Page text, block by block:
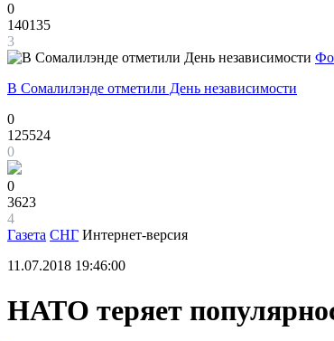
0
140135
3
В Сомалилэнде отметили День независимости
0
125524
0
0
3623
4
Газета СНГ Интернет-версия
11.07.2018 19:46:00
НАТО теряет